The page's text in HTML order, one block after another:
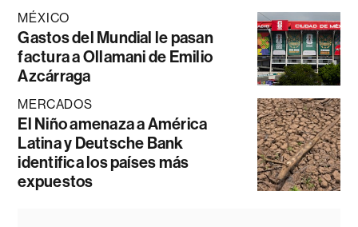
MÉXICO
Gastos del Mundial le pasan
factura a Ollamani de Emilio
Azcárraga
MERCADOS
El Niño amenaza a América
Latina y Deutsche Bank
identifica los países más
expuestos